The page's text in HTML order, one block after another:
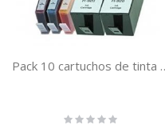
Pack 10
Rating: